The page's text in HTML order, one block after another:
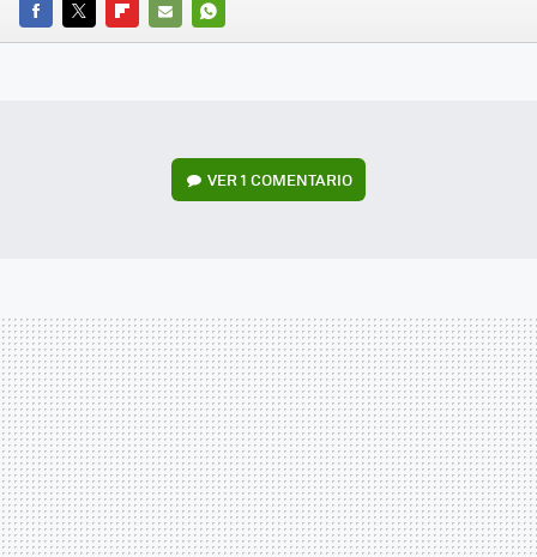
FACEBOOK
TWITTERFLIPBOARD
E-
WHATSAPP
VER1 COMENTARIO